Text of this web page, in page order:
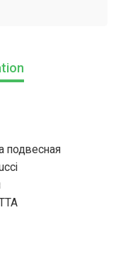
подвесная